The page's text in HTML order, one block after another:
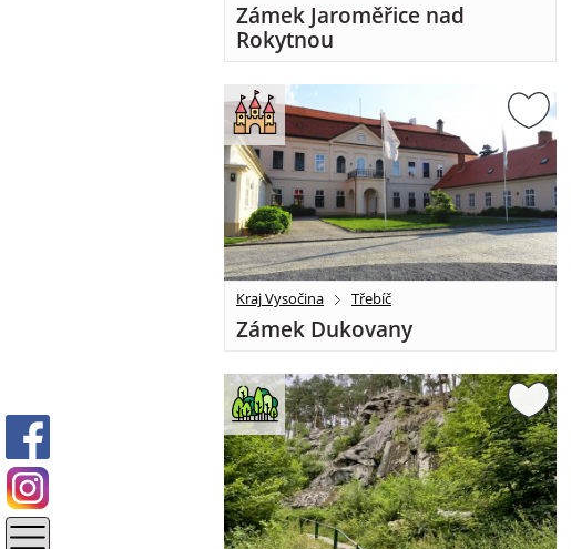
Zámek Jaroměřice nad
Rokytnou
Kraj Vysočina Třebíč
Zámek Dukovany